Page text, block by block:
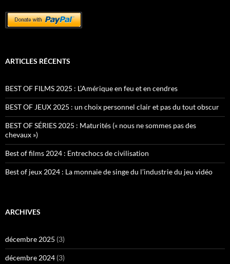
ARTICLES RÉCENTS
BEST OF FILMS 2025 : L’Amérique en feu et en cendres
BEST OF JEUX 2025 : un choix personnel clair et pas du tout obscur
BEST OF SÉRIES 2025 : Maturités (« nous ne sommes pas des
chevaux »)
Best of films 2024 : Entrechocs de civilisation
Best of jeux 2024 : La monnaie de singe du l’industrie du jeu vidéo
ARCHIVES
décembre 2025 (3)
décembre 2024 (3)